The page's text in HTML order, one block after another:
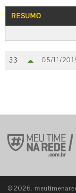
RESUMO
33 05/11/
©2026.